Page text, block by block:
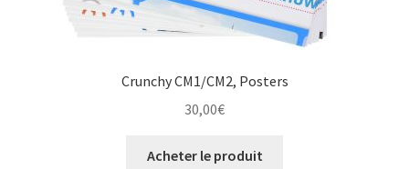
Crunchy CM1/CM2, Posters
30,00€
Acheter le produit